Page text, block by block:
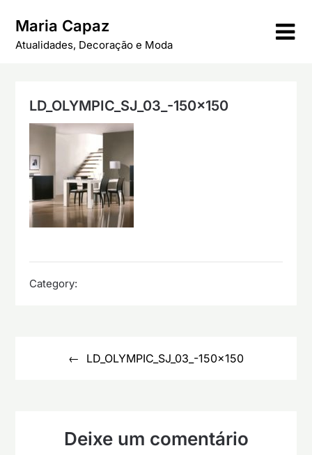
content
Maria Capaz
Atualidades, Decoração e Moda
LD_OLYMPIC_SJ_03_-150×150
Category:
LD_OLYMPIC_SJ_03_-150×150
Deixe um comentário